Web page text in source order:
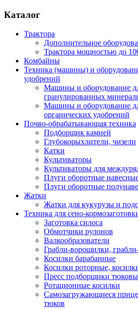
Каталог
Трактора
Дополнительное
Трактора мощностью до
Комбайны
Техника (машины) и
удобрений
Машины и оборудование
гранулированных
Машины и оборудование
органических удобрений
Почво-обрабатывающая техника
Подборщик камней
Глубокорыхлители, чизели
Катки
Культиваторы
Культиваторы для
Плуги оборотные
Плуги оборотные
Жатки
Жатки для кукурузы и
Техника для сено-
Заготовка силоса
Обмотчики рулонов
Валкообразователи
Грабли-ворошилки,
Косилки барабанные
Косилки роторные,
Пресс подборщики
Ротационные косилки
Самозагружающиеся
тюков